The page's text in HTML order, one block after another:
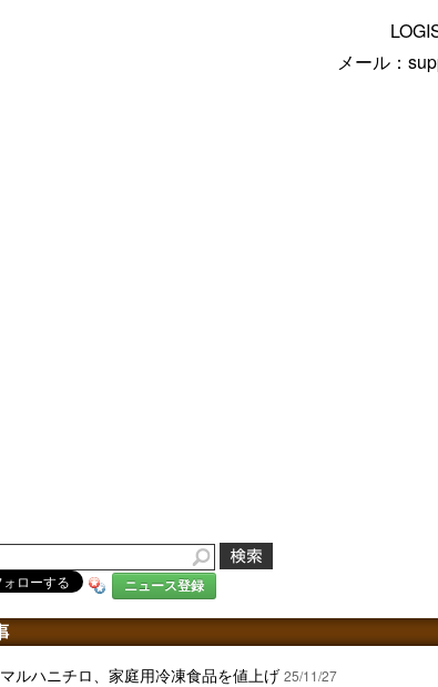
メール：
ニュース登録
マルハニチロ、家庭用冷凍食品を値上げ 25/11/27